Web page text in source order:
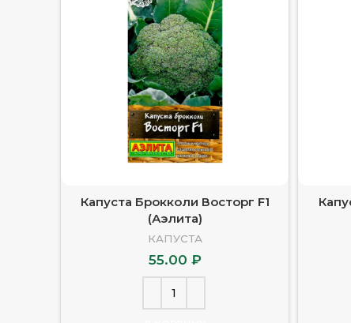
Капуста Брокколи Восторг F1
(Аэлита)
КАПУСТА
55.00 ₽